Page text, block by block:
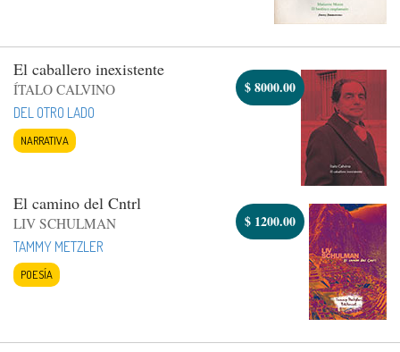
El caballero inexistente
ÍTALO CALVINO
DEL OTRO LADO
NARRATIVA
$8000.00
El camino del Cntrl
LIV SCHULMAN
TAMMY METZLER
POESÍA
$ 1200.00